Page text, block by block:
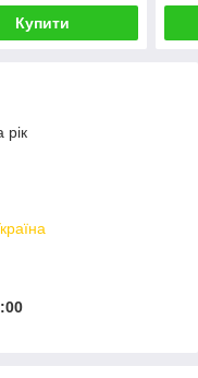
Купити
рік